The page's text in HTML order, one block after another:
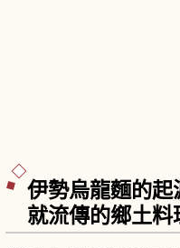
伊勢烏龍麵的
就流傳的鄉土料